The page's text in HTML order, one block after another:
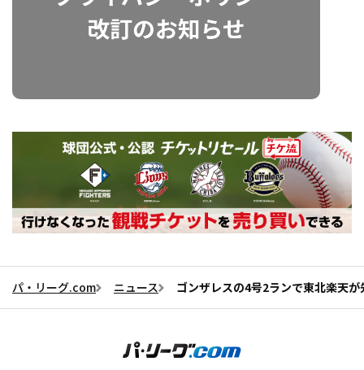
パ・リーグ.com ニュース ゴンザレスの4号2ランで東北楽天